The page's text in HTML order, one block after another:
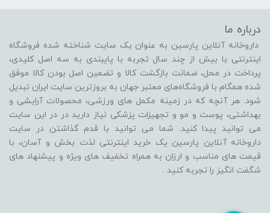
درباره ما
داروخانه آنلاین پارسین به عنوان یک سایت شناخته شده فروشگاه
اینترنتی با بیش از چند سال تجربه با پایبندی به سه اصل کلیدی،
پرداخت در محل، ضمانت بازگشت کالا و تضمین اصل بودن کالا موفق
شده همگام با فروشگاه‌های معتبر جهان به بروزترین سایت ایران تبدیل
شود. هر آنچه که در زمینه مکمل های ورزشی، محصولات آرایشی و
بهداشتی، پوست و مو و تجهیزات پزشکی نیاز دارید در در این سایت
می توانید پیدا کنید. شما می توانید با قدم گذاشتن در سایت
داروخانه آنلاین پارسین یک خرید اینترنتی لذت بخش و آسان، با
قیمت های مناسب و ارزان به همراه تخفیف های ویژه و پیشنهاد های
شگفت انگیز را تجربه کنید .